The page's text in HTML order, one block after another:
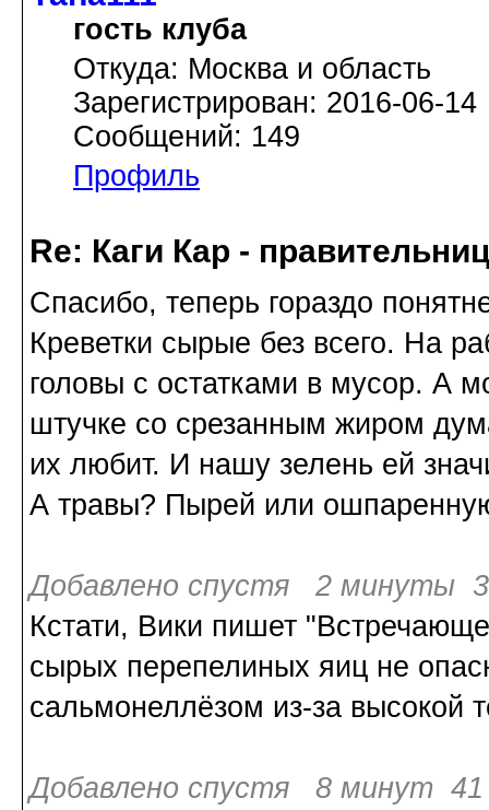
гость клуба
Откуда: Москва и область
Зарегистрирован: 2016-06-14
Сообщений: 149
Профиль
Re: Каги Кар -
Спасибо, теперь гораздо
Креветки сырые без всего. На
головы с остатками в мусор. А
штучке со срезанным жиром
их любит. И нашу зелень ей
А травы? Пырей или
Добавлено спустя 2 минуты
Кстати, Вики пишет
сырых перепелиных яиц не
сальмонеллёзом из-за высокой
Добавлено спустя 8 минут 41